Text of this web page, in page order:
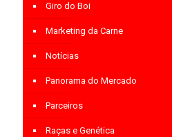
Giro do Boi
Marketing da Carne
Notícias
Panorama do Mercado
Parceiros
Raças e Genética